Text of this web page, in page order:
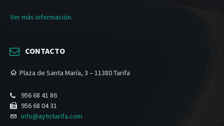
Ver más información.
CONTACTO
Plaza de Santa María, 3 – 11380 Tarifa
956 68 41 86
956 68 04 31
info@aytotarifa.com